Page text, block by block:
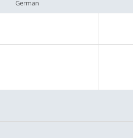
German